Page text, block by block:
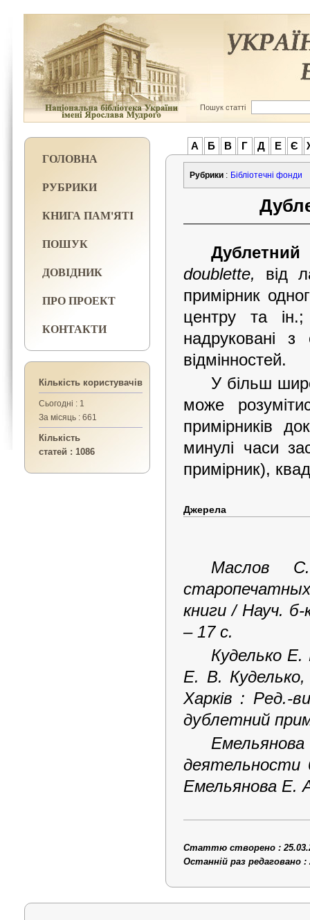
Пошук статті
ГОЛОВНА
РУБРИКИ
КНИГА ПАМ'ЯТІ
ПОШУК
ДОВІДНИК
ПРО ПРОЕКТ
КОНТАКТИ
Кількість користувачів
Сьогодні : 1
За місяць : 661
Кількість
статей : 1086
А Б В Г Д Е Є
Рубрики : Бібліотечні фонди
doublette,
від
примірник
центру та
надруковані
відмінностей.
У більш
може
примірників
минулі часи
примірник),
Джерела
Маслов
книги / Науч.
– 17 с.
Куделько Е.
Е. В.
Харків : Ред.-
дублетний
деятельности
Емельянова Е.
Статтю створено :
Останній раз редаговано :